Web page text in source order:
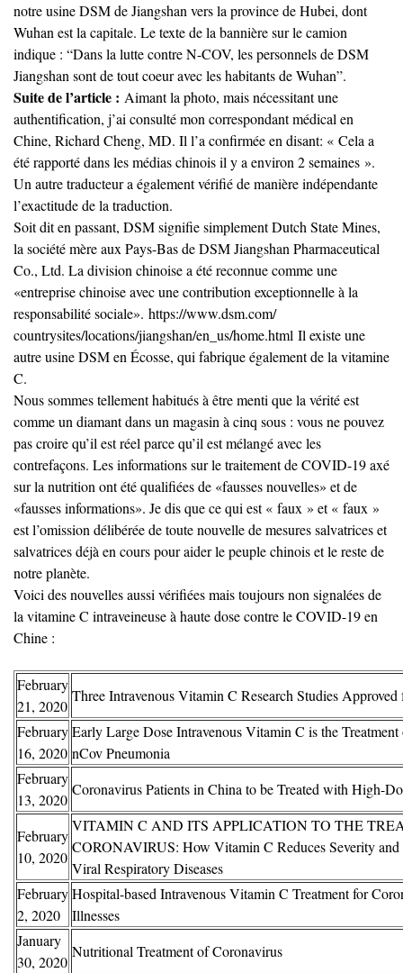
notre usine DSM de Jiangshan vers la province de Hubei, dont
Wuhan est la capitale. Le texte de la bannière sur le camion
indique : “Dans la lutte contre N-COV, les personnels de DSM
Jiangshan sont de tout coeur avec les habitants de Wuhan”.
Suite de l’article : Aimant la photo, mais nécessitant une
authentification, j’ai consulté mon correspondant médical en
Chine, Richard Cheng, MD. Il l’a confirmée en disant: « Cela a
été rapporté dans les médias chinois il y a environ 2 semaines ».
Un autre traducteur a également vérifié de manière indépendante
l’exactitude de la traduction.
Soit dit en passant, DSM signifie simplement Dutch State Mines,
la société mère aux Pays-Bas de DSM Jiangshan Pharmaceutical
Co., Ltd. La division chinoise a été reconnue comme une
«entreprise chinoise avec une contribution exceptionnelle à la
responsabilité sociale». https://www.dsm.com/
countrysites/locations/jiangshan/en_us/home.html Il existe une
autre usine DSM en Écosse, qui fabrique également de la vitamine
C.
Nous sommes tellement habitués à être menti que la vérité est
comme un diamant dans un magasin à cinq sous : vous ne pouvez
pas croire qu’il est réel parce qu’il est mélangé avec les
contrefaçons. Les informations sur le traitement de COVID-19 axé
sur la nutrition ont été qualifiées de «fausses nouvelles» et de
«fausses informations». Je dis que ce qui est « faux » et « faux »
est l’omission délibérée de toute nouvelle de mesures salvatrices et
salvatrices déjà en cours pour aider le peuple chinois et le reste de
notre planète.
Voici des nouvelles aussi vérifiées mais toujours non signalées de
la vitamine C intraveineuse à haute dose contre le COVID-19 en
Chine :
February
21, 2020
Three Intravenous Vitamin C Research Studies
February
16, 2020
Early Large Dose Intravenous Vitamin C is the
nCov Pneumonia
February
13, 2020
Coronavirus Patients in China to be Treated with High-
February
10, 2020
VITAMIN C AND ITS APPLICATION TO THE
CORONAVIRUS: How Vitamin C Reduces Severity and
Viral Respiratory Diseases
February
2, 2020
Hospital-based Intravenous Vitamin C Treatment for
Illnesses
January
30, 2020
Nutritional Treatment of Coronavirus